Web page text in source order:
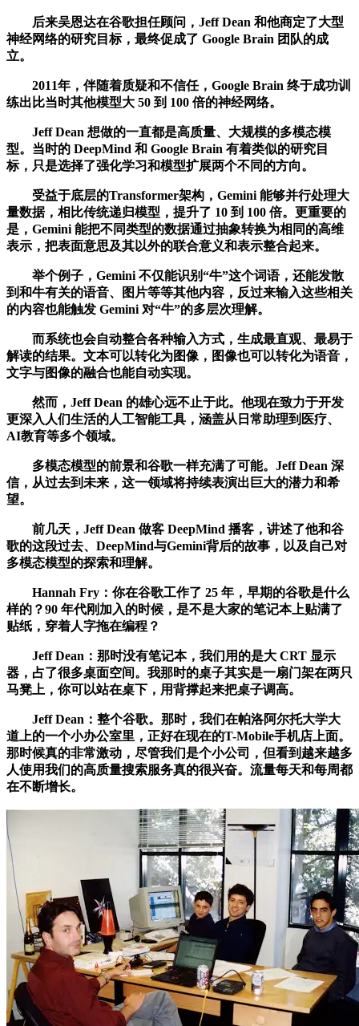
后来吴恩达在谷歌担任顾问，Jeff Dean 和他商定了大型
神经网络的研究目标，最终促成了 Google Brain 团队的成
立。
2011年，伴随着质疑和不信任，Google Brain 终于成功训
练出比当时其他模型大 50 到 100 倍的神经网络。
Jeff Dean 想做的一直都是高质量、大规模的多模态模
型。当时的 DeepMind 和 Google Brain 有着类似的研究目
标，只是选择了强化学习和模型扩展两个不同的方向。
受益于底层的Transformer架构，Gemini 能够并行处理大
量数据，相比传统递归模型，提升了 10 到 100 倍。更重要的
是，Gemini 能把不同类型的数据通过抽象转换为相同的高维
表示，把表面意思及其以外的联合意义和表示整合起来。
举个例子，Gemini 不仅能识别“牛”这个词语，还能发散
到和牛有关的语音、图片等等其他内容，反过来输入这些相关
的内容也能触发 Gemini 对“牛”的多层次理解。
而系统也会自动整合各种输入方式，生成最直观、最易于
解读的结果。文本可以转化为图像，图像也可以转化为语音，
文字与图像的融合也能自动实现。
然而，Jeff Dean 的雄心远不止于此。他现在致力于开发
更深入人们生活的人工智能工具，涵盖从日常助理到医疗、
AI教育等多个领域。
多模态模型的前景和谷歌一样充满了可能。Jeff Dean 深
信，从过去到未来，这一领域将持续表演出巨大的潜力和希
望。
前几天，Jeff Dean 做客 DeepMind 播客，讲述了他和谷
歌的这段过去、DeepMind与Gemini背后的故事，以及自己对
多模态模型的探索和理解。
Hannah Fry：你在谷歌工作了 25 年，早期的谷歌是什么
样的？90 年代刚加入的时候，是不是大家的笔记本上贴满了
贴纸，穿着人字拖在编程？
Jeff Dean：那时没有笔记本，我们用的是大 CRT 显示
器，占了很多桌面空间。我那时的桌子其实是一扇门架在两只
马凳上，你可以站在桌下，用背撑起来把桌子调高。
Jeff Dean：整个谷歌。那时，我们在帕洛阿尔托大学大
道上的一个小办公室里，正好在现在的T-Mobile手机店上面。
那时候真的非常激动，尽管我们是个小公司，但看到越来越多
人使用我们的高质量搜索服务真的很兴奋。流量每天和每周都
在不断增长。